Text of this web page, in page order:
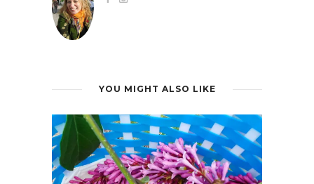
YOU MIGHT ALSO LIKE